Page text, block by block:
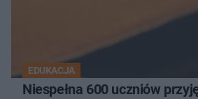
EDUKACJA
Niespełna 600 uczniów